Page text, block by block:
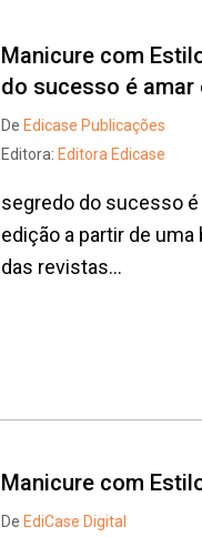
Manicure com
do sucesso é
De Edicase Publicações
Editora: Editora Edicase
segredo do sucesso
edição a partir de
das revistas...
Manicure com
De EdiCase Digital